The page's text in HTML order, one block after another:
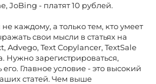
JoBing - платят 10 рублей.
каждому, а только тем, кто умеет
свои мысли в статьях на
Advego, Text Copylancer, TextSale
Нужно зарегистрироваться,
Главное условие - это высокий
статей. Чем выше